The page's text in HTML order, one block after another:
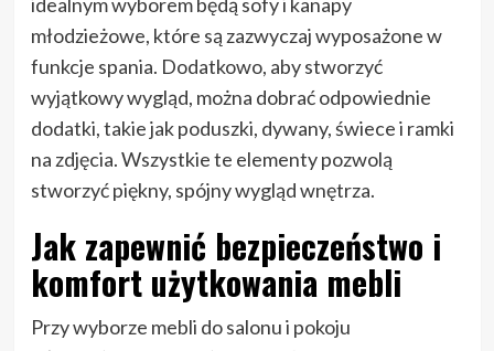
młodzieżowe, które są zazwyczaj wyposażone w
funkcje spania. Dodatkowo, aby stworzyć
wyjątkowy wygląd, można dobrać odpowiednie
dodatki, takie jak poduszki, dywany, świece i ramki
na zdjęcia. Wszystkie te elementy pozwolą
stworzyć piękny, spójny wygląd wnętrza.
Jak zapewnić bezpieczeństwo i
komfort użytkowania mebli
Przy wyborze mebli do salonu i pokoju